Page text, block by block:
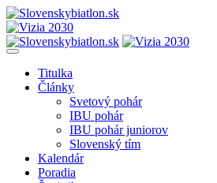
Titulka
Články
Svetový pohár
IBU pohár
IBU pohár juniorov
Slovenský tím
Kalendár
Poradia